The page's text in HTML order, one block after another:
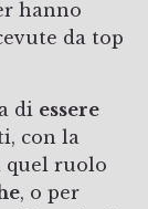
hanno
da top
di essere
con la
quel ruolo
, o per